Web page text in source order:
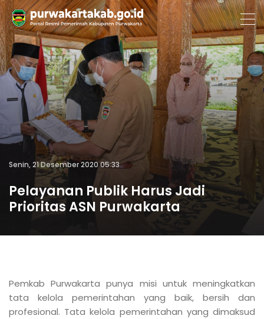
Senin, 21 Desember 2020 05:33
Pelayanan Publik Harus Jadi
Prioritas ASN Purwakarta
Pemkab Purwakarta punya misi untuk meningkatkan
tata kelola pemerintahan yang baik, bersih dan
profesional. Tata kelola pemerintahan yang dimaksud